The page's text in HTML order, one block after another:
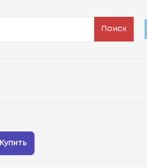
Поиск
Купить